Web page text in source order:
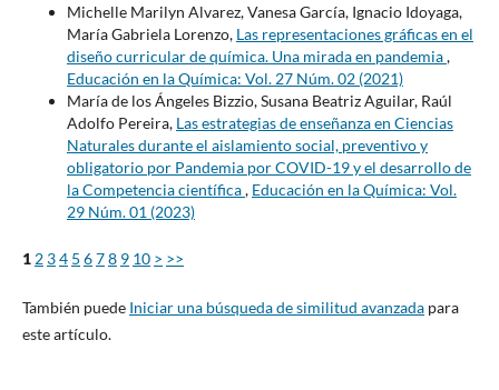
Michelle Marilyn Alvarez, Vanesa García, Ignacio Idoyaga,
María Gabriela Lorenzo, Las representaciones gráficas en el
diseño curricular de química. Una mirada en pandemia,
Educación en la Química: Vol. 27 Núm. 02 (2021)
María de los Ángeles Bizzio, Susana Beatriz Aguilar, Raúl
Adolfo Pereira, Las estrategias de enseñanza en Ciencias
Naturales durante el aislamiento social, preventivo y
obligatorio por Pandemia por COVID-19 y el desarrollo de
la Competencia científica, Educación en la Química: Vol.
29 Núm. 01 (2023)
1 2 34 5 678 9 10 > >>
También puede Iniciar una búsqueda de similitud avanzadapara
este artículo.